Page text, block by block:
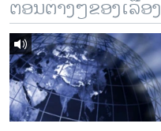
ຕອນຕ່າງໆຂອງເລື້ອງ